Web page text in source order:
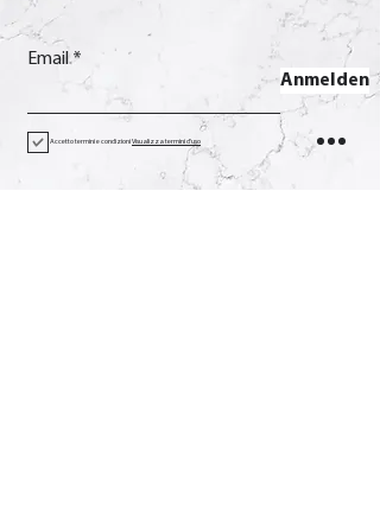
Email
Anmelden
Accetto termini e condizioniVisualizza termini d'uso